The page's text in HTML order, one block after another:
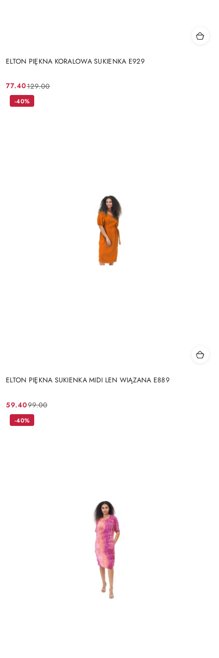
ELTON PIĘKNA KORALOWA SUKIENKA E929
Cena
promocyjna:
77.40
Cena
przed
129.00
ELTON PIĘKNA SUKIENKA MIDI LEN WIĄZANA E889
Cena
promocyjna:
59.40
Cena
przed
99.00
-40%
-40%